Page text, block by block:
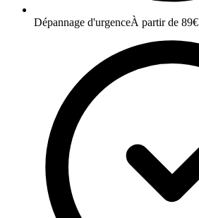
Dépannage d'urgenceÀ partir de 89€